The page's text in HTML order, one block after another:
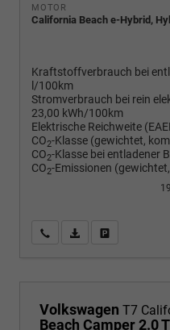
MOTOR
California Beach e-Hybrid,
Kraftstoffverbrauch bei
l/100km
Stromverbrauch bei rein
23,00 kWh/100km
Elektrische Reichweite
CO2-Klasse (gewichtet,
CO2-Klasse bei entladener
CO2-Emissionen
Wir rufen Sie an
PDF-
Volkswagen T7
Beach Camper 2.0